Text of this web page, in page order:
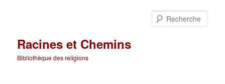
Racines et Chemins
Bibliothèque des religions